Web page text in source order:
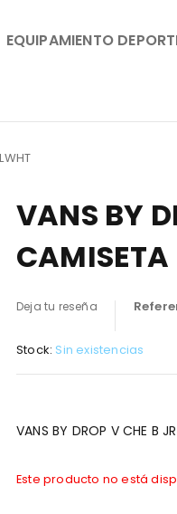
EQUIPAMIENTO
VANS BY
Deja tu reseña
Stock: Sin existencias
VANS BY DROP V CHE B
Este producto no está